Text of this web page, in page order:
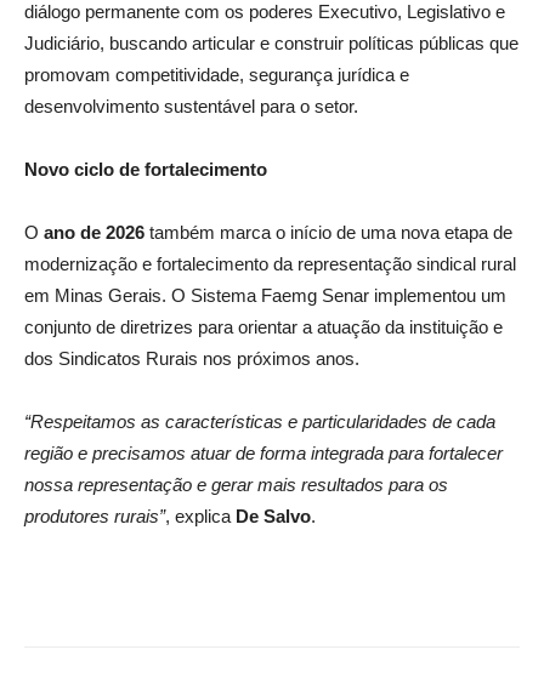
diálogo permanente com os poderes Executivo, Legislativo e
Judiciário, buscando articular e construir políticas públicas que
promovam competitividade, segurança jurídica e
desenvolvimento sustentável para o setor.
Novo ciclo de fortalecimento
O ano de 2026 também marca o início de uma nova etapa de
modernização e fortalecimento da representação sindical rural
em Minas Gerais. O Sistema Faemg Senar implementou um
conjunto de diretrizes para orientar a atuação da instituição e
dos Sindicatos Rurais nos próximos anos.
“Respeitamos as características e particularidades de cada
região e precisamos atuar de forma integrada para fortalecer
nossa representação e gerar mais resultados para os
produtores rurais”, explica De Salvo.